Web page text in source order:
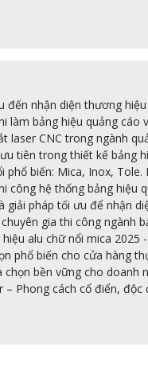
đến nhận diện thương
làm bảng hiệu quảng cáo
laser CNC trong ngành
tiên trong thiết kế bảng
phổ biến: Mica, Inox,
công hệ thống bảng hiệu
giải pháp tối ưu để nhận
gia thi công ngành
alu chữ nổi mica 2025
phổ biến cho cửa hàng
chọn bền vững cho doanh
– Phong cách cổ điển,